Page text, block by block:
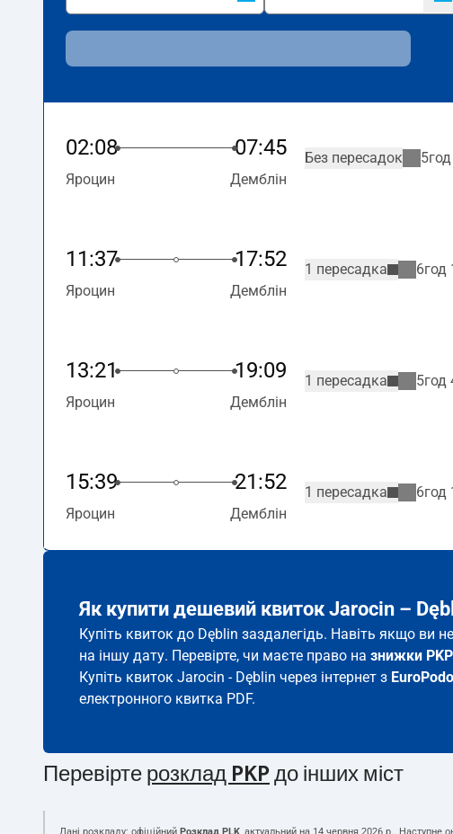
02:08 07:45
Яроцин Демблін
Без пересадок
11:37 17:52
Яроцин Демблін
1 пересадка 6год
13:21 19:09
Яроцин Демблін
1 пересадка 5год
15:39 21:52
Яроцин Демблін
1 пересадка 6год
Як купити дешевий квиток Jarocin –
Купіть квиток до Dęblin заздалегідь. Навіть якщо ви
на іншу дату. Перевірте, чи маєте право на знижки PKP
Купіть квиток Jarocin - Dęblin через інтернет з
електронного квитка PDF.
Перевірте розклад PKP до інших міст